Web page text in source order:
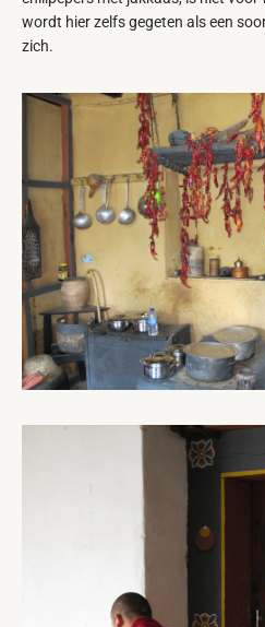
wordt hier zelfs gegeten als een
zich.